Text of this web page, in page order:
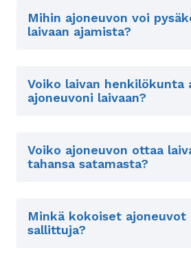
Mihin ajoneuvon voi
laivaan ajamista?
Voiko laivan henkilökunta
ajoneuvoni laivaan?
Voiko ajoneuvon ottaa
tahansa satamasta?
Minkä kokoiset ajoneuvot
sallittuja?